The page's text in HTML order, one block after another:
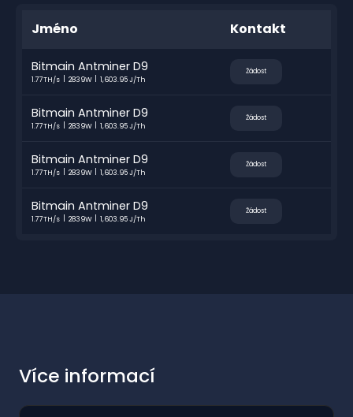
Jméno Kontakt
Bitmain Antminer D9
1.77TH/s 2839W 1,603.95 J/Th
Žádost
Bitmain Antminer D9
1.77TH/s 2839W 1,603.95 J/Th
Žádost
Bitmain Antminer D9
1.77TH/s 2839W 1,603.95 J/Th
Žádost
Bitmain Antminer D9
1.77TH/s 2839W 1,603.95 J/Th
Žádost
Více informací